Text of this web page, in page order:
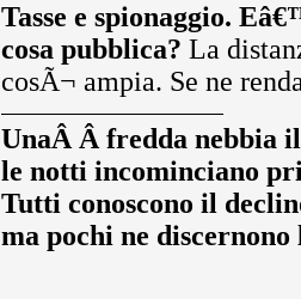
Tasse e spionaggio.
cosa pubblica? La
cosÃ¬ ampia. Se ne
UnaÂ Â fredda nebbia
le notti incominciano
Tutti conoscono il
ma pochi ne